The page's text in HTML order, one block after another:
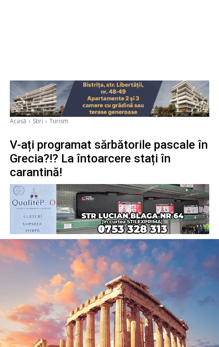
Acasă Stiri Turism
V-ați programat sărbătorile pascale în
Grecia?!? La întoarcere stați în
carantină!